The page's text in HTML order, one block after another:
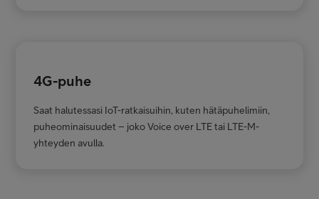
4G-puhe
Saat halutessasi IoT-ratkaisuihin, kuten hätäpuhelimiin,
puheominaisuudet – joko Voice over LTE tai LTE-M-
yhteyden avulla.